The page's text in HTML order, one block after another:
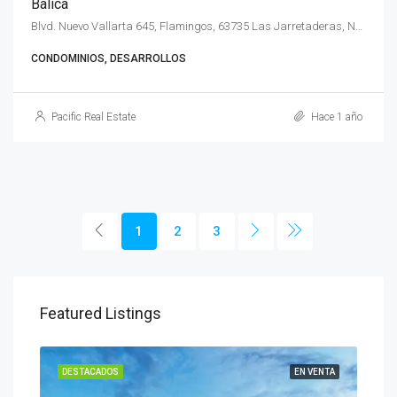
Balica
Blvd. Nuevo Vallarta 645, Flamingos, 63735 Las Jarretaderas, Nay., México
CONDOMINIOS, DESARROLLOS
Pacific Real Estate Hace 1 año
1 2 3
Featured Listings
EN VENTA
DESTACADOS